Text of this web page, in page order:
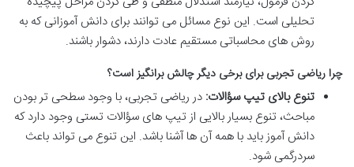
تحلیلی است. این نوع مسائل می توانند برای دانش آموزانی که به
روش های محاسباتی مستقیم عادت دارند، دشوار باشند.
چرا ریاضی تجربی برای برخی دیگر چالش برانگیز است؟
تنوع بالای تیپ سؤالات: در ریاضی تجربی، با وجود سطحی تر بودن
مباحث، تنوع بسیار بالایی از تیپ های سؤالات تستی وجود دارد که
دانش آموز باید با همه آن ها آشنا باشد. این تنوع می تواند باعث
سردرگمی شود.